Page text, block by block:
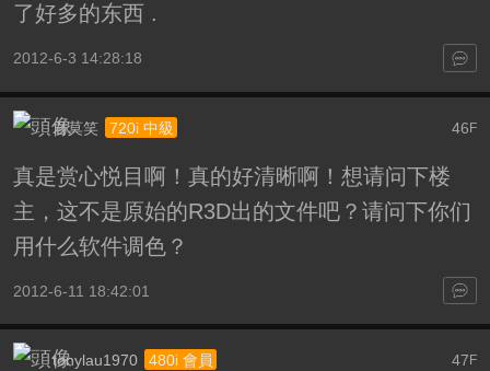
了好多的东西 .
2012-6-3 14:28:18
46F
君莫笑 720i 中級
真是赏心悦目啊！真的好清晰啊！想请问下楼
主，这不是原始的R3D出的文件吧？请问下你们
用什么软件调色？
2012-6-11 18:42:01
47 F
tonylau1970 480i 會員